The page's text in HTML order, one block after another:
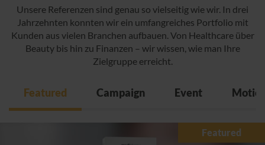
Unsere Referenzen sind genau so vielseitig wie wir. In drei
Jahrzehnten konnten wir ein umfangreiches Portfolio mit
Kunden aus vielen Branchen aufbauen. Von Healthcare über
Beauty bis hin zu Finanzen – wir wissen, wie man Ihre
Zielgruppe erreicht.
Featured Campaign Event
Featured